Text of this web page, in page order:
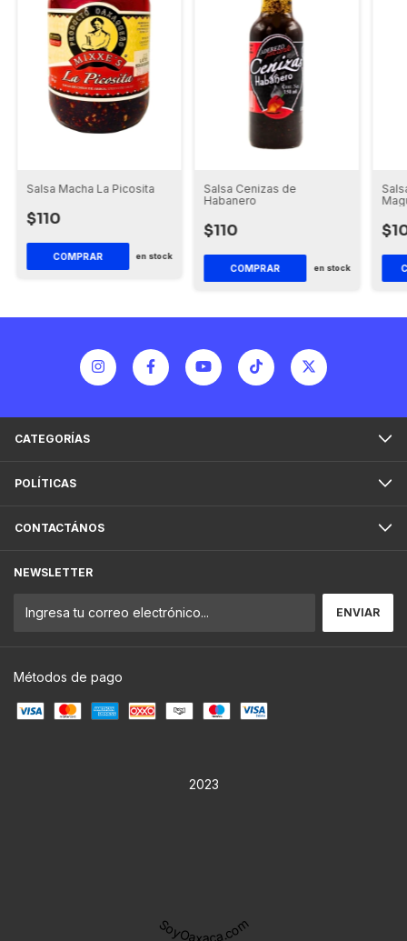
Salsa Macha La Picosita
$110
en stock
Salsa Cenizas de
Habanero
$110
en stock
CATEGORÍAS
POLÍTICAS
CONTACTÁNOS
NEWSLETTER
Métodos de pago
2023
SoyOaxaca.com